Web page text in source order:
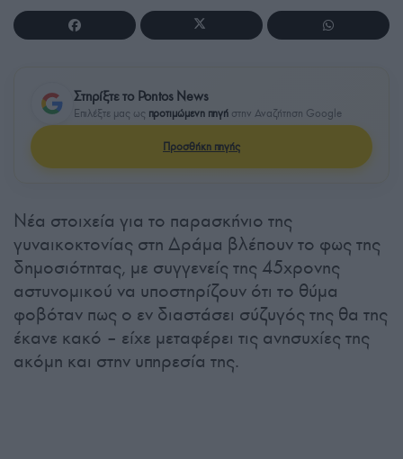
Στηρίξτε το Pontos News
Επιλέξτε μας ως προτιμώμενη πηγή στην Αναζήτηση Google
Προσθήκη πηγής
Νέα στοιχεία για το παρασκήνιο της
γυναικοκτονίας στη Δράμα βλέπουν το φως της
δημοσιότητας, με συγγενείς της 45χρονης
αστυνομικού να υποστηρίζουν ότι το θύμα
φοβόταν πως ο εν διαστάσει σύζυγός της θα της
έκανε κακό – είχε μεταφέρει τις ανησυχίες της
ακόμη και στην υπηρεσία της.